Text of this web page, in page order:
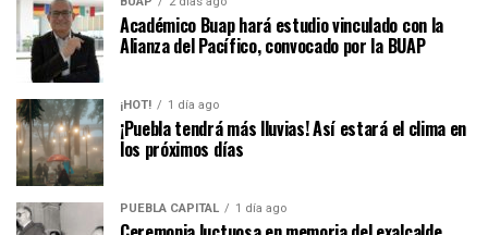
Académico Buap hará estudio vinculado con la
Alianza del Pacífico, convocado por la BUAP
¡HOT! 1 día ago
¡Puebla tendrá más lluvias! Así estará el clima en
los próximos días
PUEBLA CAPITAL 1 día ago